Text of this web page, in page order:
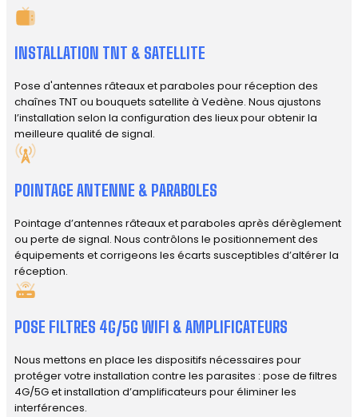
INSTALLATION TNT & SATELLITE
Pose d'antennes râteaux et paraboles pour réception des
chaînes TNT ou bouquets satellite à Vedène. Nous ajustons
l’installation selon la configuration des lieux pour obtenir la
meilleure qualité de signal.
POINTAGE ANTENNE & PARABOLES
Pointage d’antennes râteaux et paraboles après dérèglement
ou perte de signal. Nous contrôlons le positionnement des
équipements et corrigeons les écarts susceptibles d’altérer la
réception.
POSE FILTRES 4G/5G WIFI & AMPLIFICATEURS
Nous mettons en place les dispositifs nécessaires pour
protéger votre installation contre les parasites : pose de filtres
4G/5G et installation d’amplificateurs pour éliminer les
interférences.